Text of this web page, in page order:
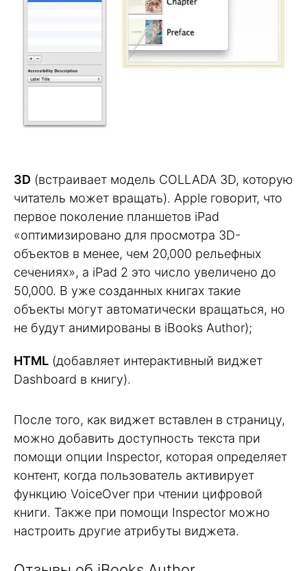
3D (встраивает модель COLLADA 3D, которую
читатель может вращать). Apple говорит, что
первое поколение планшетов iPad
«оптимизировано для просмотра 3D-
объектов в менее, чем 20,000 рельефных
сечениях», а iPad 2 это число увеличено до
50,000. В уже созданных книгах такие
объекты могут автоматически вращаться, но
не будут анимированы в iBooks Author);
HTML (добавляет интерактивный виджет
Dashboard в книгу).
После того, как виджет вставлен в страницу,
можно добавить доступность текста при
помощи опции Inspector, которая определяет
контент, когда пользователь активирует
функцию VoiceOver при чтении цифровой
книги. Также при помощи Inspector можно
настроить другие атрибуты виджета.